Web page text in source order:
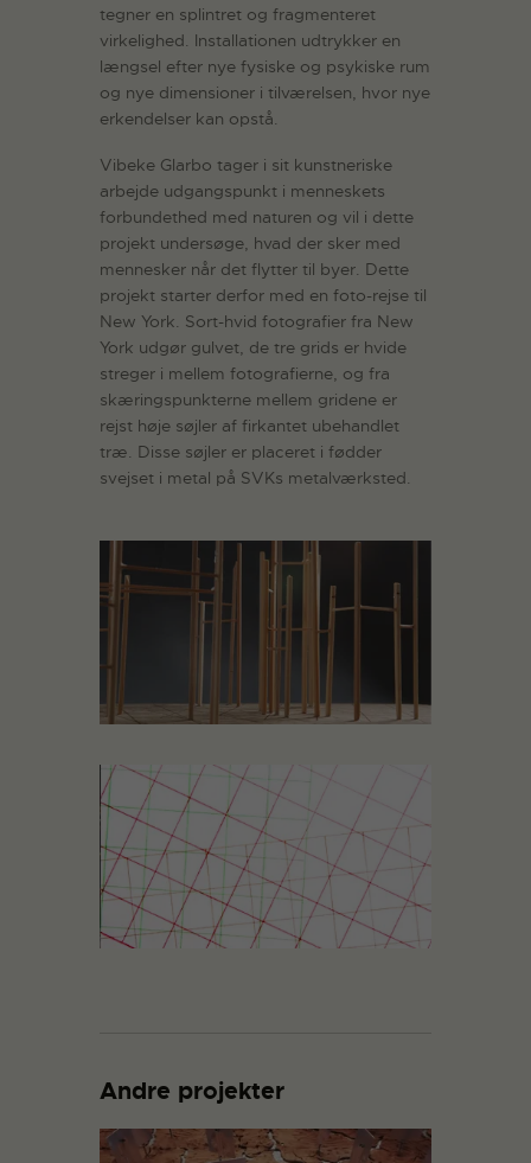
tegner en splintret og fragmenteret
virkelighed. Installationen udtrykker en
længsel efter nye fysiske og psykiske rum
og nye dimensioner i tilværelsen, hvor nye
erkendelser kan opstå.
Vibeke Glarbo tager i sit kunstneriske
arbejde udgangspunkt i menneskets
forbundethed med naturen og vil i dette
projekt undersøge, hvad der sker med
mennesker når det flytter til byer. Dette
projekt starter derfor med en foto-rejse til
New York. Sort-hvid fotografier fra New
York udgør gulvet, de tre grids er hvide
streger i mellem fotografierne, og fra
skæringspunkterne mellem gridene er
rejst høje søjler af firkantet ubehandlet
træ. Disse søjler er placeret i fødder
svejset i metal på SVKs metalværksted.
Andre projekter